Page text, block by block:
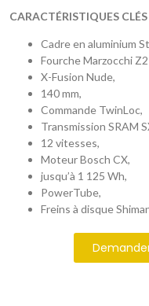
CARACTÉRISTIQUES CLÉS
Cadre en aluminium
Fourche Marzocchi
X-Fusion Nude,
140 mm,
Commande TwinLoc,
Transmission SRAM
12 vitesses,
Moteur Bosch CX,
jusqu’à 1 125 Wh,
PowerTube,
Freins à disque